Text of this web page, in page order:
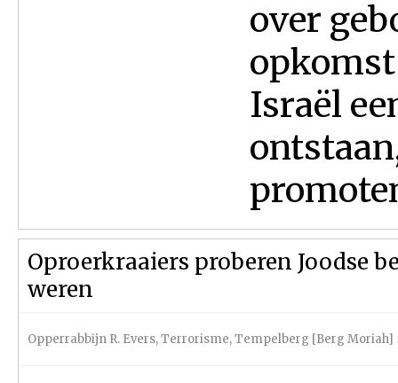
over
Israël
Oproerkraaiers proberen Joodse
weren
Opperrabbijn R. Evers,Terrorisme,Tempelberg [Berg Moriah]